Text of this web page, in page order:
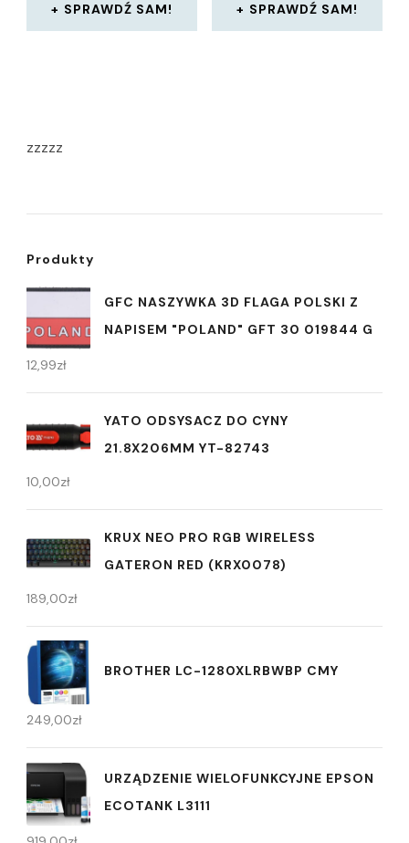
SPRAWDŹ SAM! SPRAWDŹ SAM!
zzzzz
Produkty
GFC NASZYWKA 3D FLAGA POLSKI Z
NAPISEM "POLAND" GFT 30 019844 G
12,99zł
YATO ODSYSACZ DO CYNY
21.8X206MM YT-82743
10,00zł
KRUX NEO PRO RGB WIRELESS
GATERON RED (KRX0078)
189,00zł
BROTHER LC-1280XLRBWBP CMY
249,00zł
URZĄDZENIE WIELOFUNKCYJNE EPSON
ECOTANK L3111